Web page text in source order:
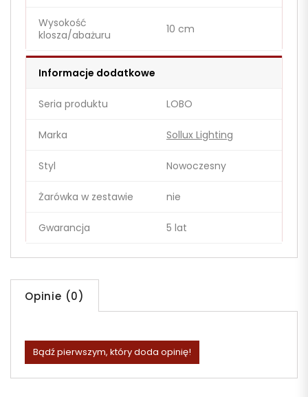
Wysokość
klosza/abażuru
10 cm
Informacje dodatkowe
Seria produktu LOBO
Marka Sollux Lighting
Styl Nowoczesny
Żarówka w zestawie nie
Gwarancja 5 lat
Opinie (0)
Bądź pierwszym, który doda opinię!